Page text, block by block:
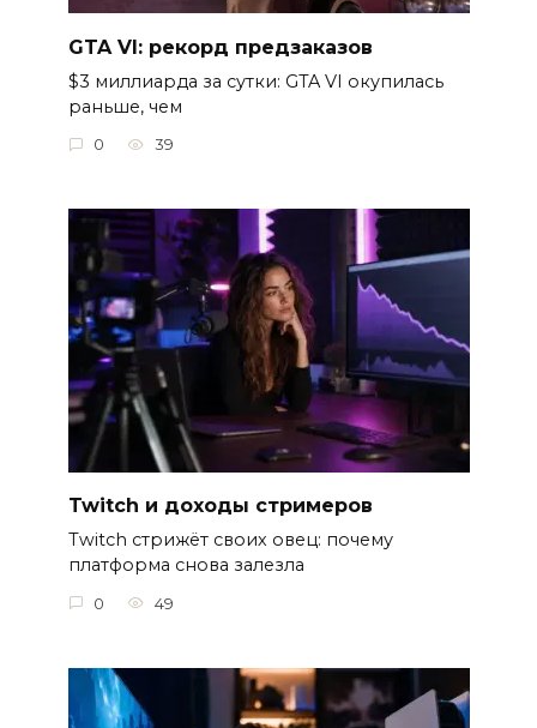
GTA VI: рекорд предзаказов
$3 миллиарда за сутки: GTA VI окупилась
раньше, чем
0 39
Twitch и доходы стримеров
Twitch стрижёт своих овец: почему
платформа снова залезла
0 49